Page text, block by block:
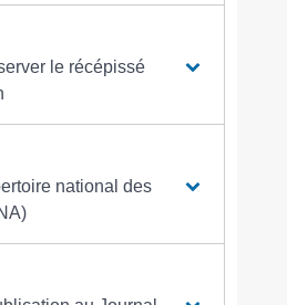
le récépissé
national des